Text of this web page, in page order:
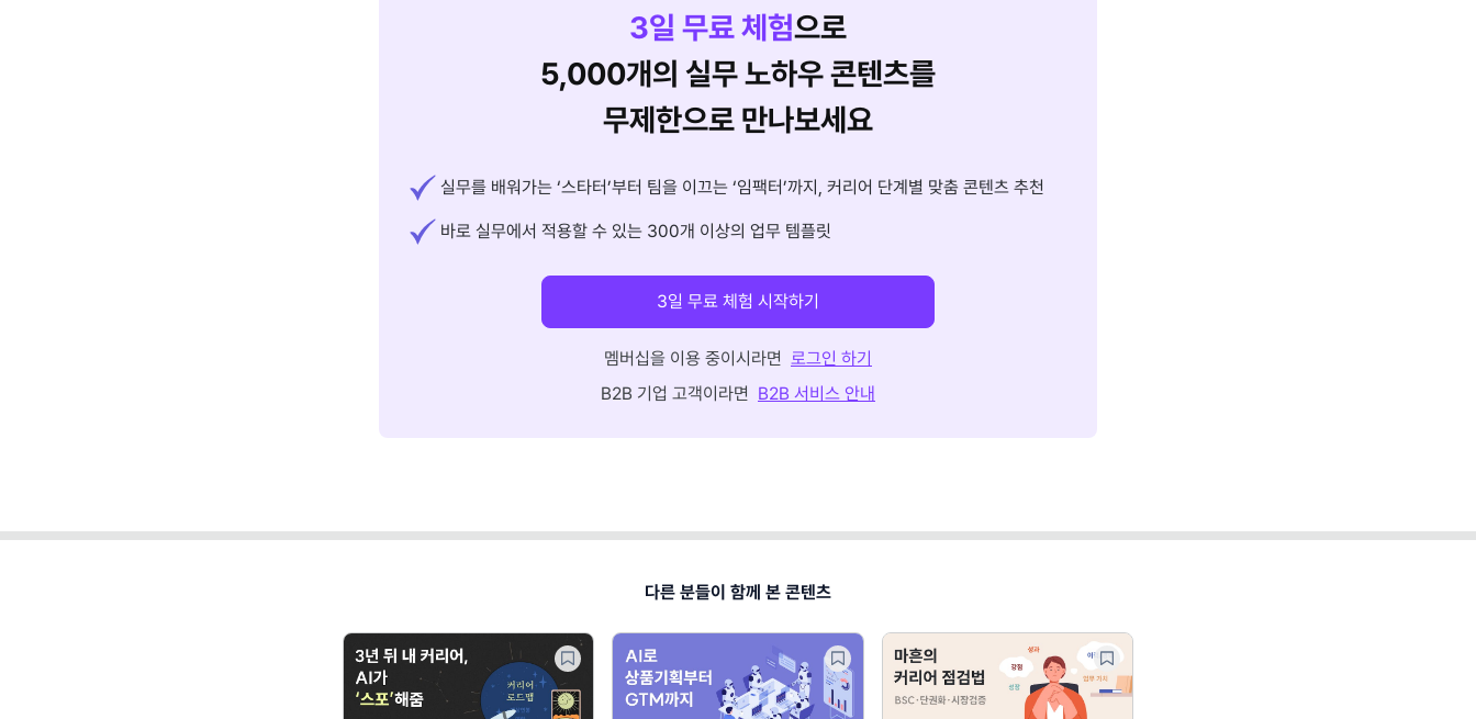
3일 무료 체험으로
5,000개의 실무 노하우 콘텐츠를
무제한으로 만나보세요
실무를 배워가는 ‘스타터’부터 팀을 이끄는 ‘임팩터’까지, 커리어 단계별 맞춤 콘텐츠 추천
바로 실무에서 적용할 수 있는 300개 이상의 업무 템플릿
3일 무료 체험 시작하기
멤버십을 이용 중이시라면 로그인 하기
B2B 기업 고객이라면 B2B 서비스 안내
다른 분들이 함께 본 콘텐츠